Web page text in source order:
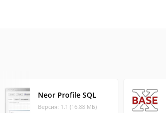
Neor Profile SQL
Версия: 1.1 (16.88 МБ)